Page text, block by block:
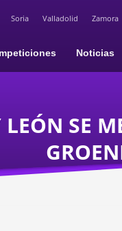
Soria Valladolid Zamora
Noticias
LEÓN SE